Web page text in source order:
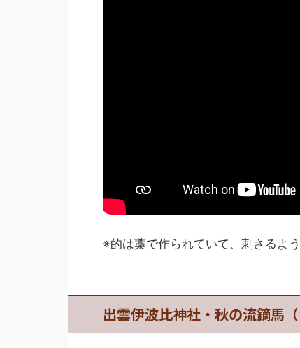
※的は藁で作られていて、刺さるよ
出雲伊波比神社・秋の流鏑馬